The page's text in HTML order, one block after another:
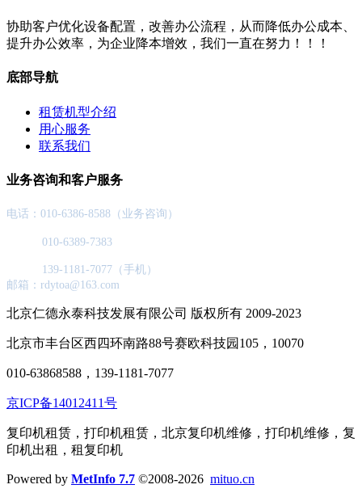
协助客户优化设备配置，改善办公流程，从而降低办公成本、
提升办公效率，为企业降本增效，我们一直在努力！！！
底部导航
租赁机型介绍
用心服务
联系我们
业务咨询和客户服务
电话：010-6386-8588（业务咨询）
010-6389-7383
139-1181-7077（手机）
邮箱：rdytoa@163.com
北京仁德永泰科技发展有限公司 版权所有 2009-2023
北京市丰台区西四环南路88号赛欧科技园105，10070
010-63868588，139-1181-7077
京ICP备14012411号
复印机租赁，打印机租赁，北京复印机维修，打印机维修，复
印机出租，租复印机
Powered by MetInfo 7.7 ©2008-2026 mituo.cn